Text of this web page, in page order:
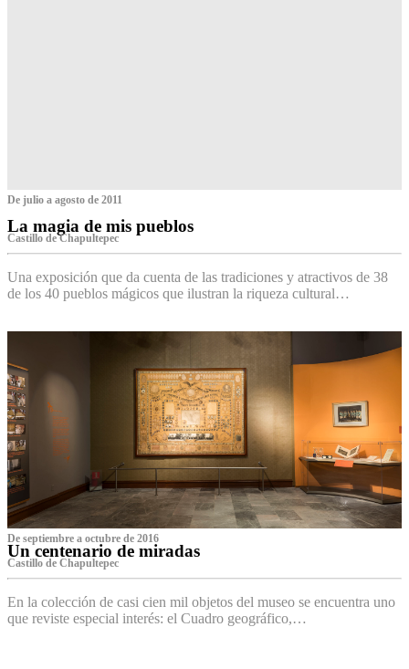
De julio a agosto de 2011
La magia de mis pueblos
Castillo de Chapultepec
Una exposición que da cuenta de las tradiciones y atractivos de 38
de los 40 pueblos mágicos que ilustran la riqueza cultural…
De septiembre a octubre de 2016
Un centenario de miradas
Castillo de Chapultepec
En la colección de casi cien mil objetos del museo se encuentra uno
que reviste especial interés: el Cuadro geográfico,…